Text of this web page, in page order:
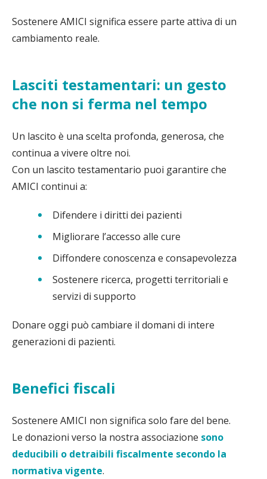
Sostenere AMICI significa essere parte attiva di un
cambiamento reale.
Lasciti testamentari: un gesto
che non si ferma nel tempo
Un lascito è una scelta profonda, generosa, che
continua a vivere oltre noi.
Con un lascito testamentario puoi garantire che
AMICI continui a:
Difendere i diritti dei pazienti
Migliorare l’accesso alle cure
Diffondere conoscenza e consapevolezza
Sostenere ricerca, progetti territoriali e
servizi di supporto
Donare oggi può cambiare il domani di intere
generazioni di pazienti.
Benefici fiscali
Sostenere AMICI non significa solo fare del bene.
Le donazioni verso la nostra associazione sono
deducibili o detraibili fiscalmente secondo la
normativa vigente.